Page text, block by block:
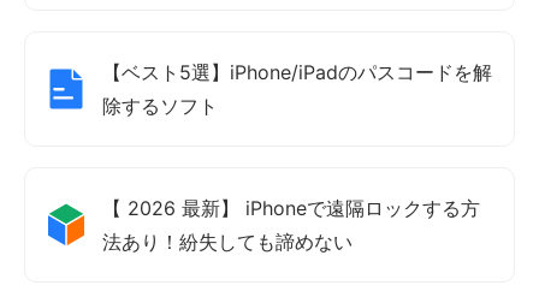
【ベスト5選】iPhone/iPadのパスコードを解
除するソフト
【 2026 最新】 iPhoneで遠隔ロックする方
法あり！紛失しても諦めない